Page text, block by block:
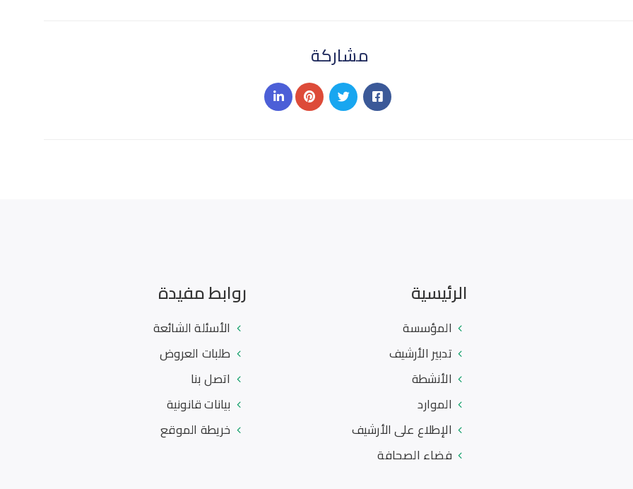
مشاركة
الرئيسية
المؤسسة
تدبير الأرشيف
الأنشطة
الموارد
الإطلاع على الأرشيف
فضاء الصحافة
روابط مفيدة
الأسئلة الشائعة
طلبات العروض
اتصل بنا
بيانات قانونية
خريطة الموقع